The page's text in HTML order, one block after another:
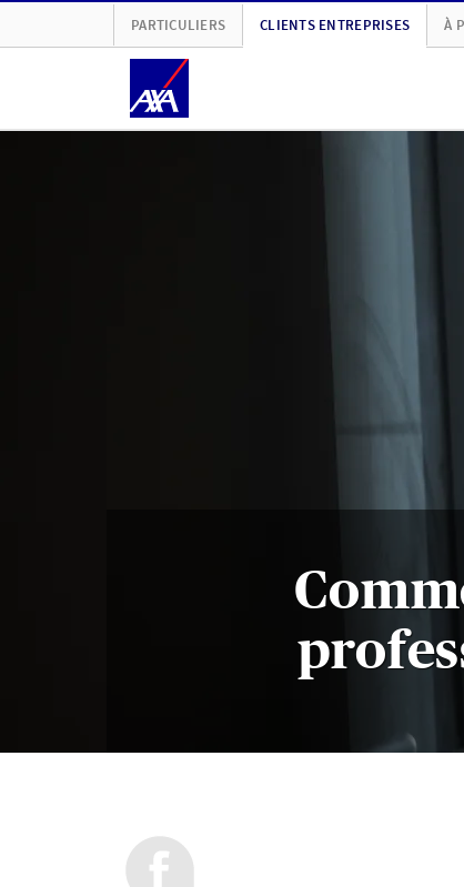
PARTICULIERS CLIENTS ENTREPRISES À